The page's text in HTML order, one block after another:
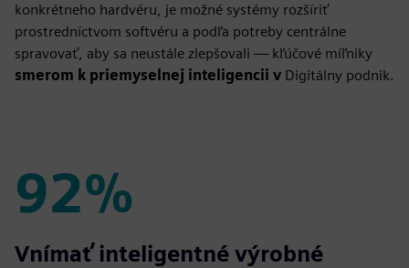
konkrétneho hardvéru, je možné systémy rozšíriť
prostredníctvom softvéru a podľa potreby centrálne
spravovať, aby sa neustále zlepšovali — kľúčové míľniky
smerom k priemyselnej inteligencii v Digitálny podnik.
92%
92%
Vnímať inteligentné výrobné